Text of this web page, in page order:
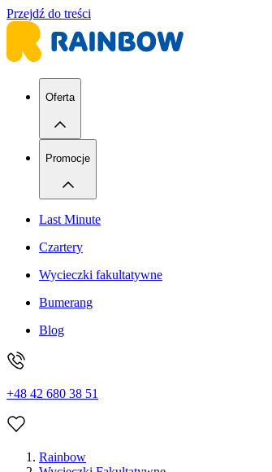
Przejdź do treści
Oferta
Promocje
Last Minute
Czartery
Wycieczki fakultatywne
Bumerang
Blog
+48 42 680 38 51
Rainbow